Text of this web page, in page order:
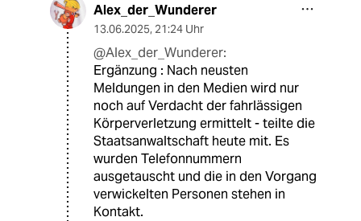
Alex_der_Wunderer
13.06.2025, 21:24 Uhr
@Alex_der_Wunderer:
Ergänzung : Nach neusten
Meldungen in den Medien wird nur
noch auf Verdacht der fahrlässigen
Körperverletzung ermittelt - teilte die
Staatsanwaltschaft heute mit. Es
wurden Telefonnummern
ausgetauscht und die in den Vorgang
verwickelten Personen stehen in
Kontakt.